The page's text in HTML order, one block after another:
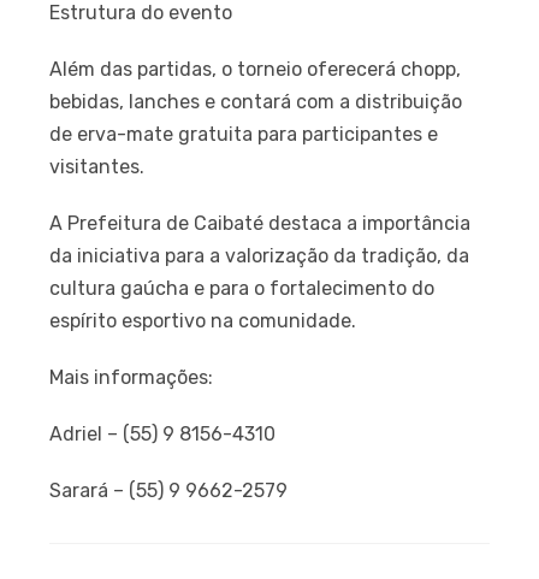
Estrutura do evento
Além das partidas, o torneio oferecerá chopp,
bebidas, lanches e contará com a distribuição
de erva-mate gratuita para participantes e
visitantes.
A Prefeitura de Caibaté destaca a importância
da iniciativa para a valorização da tradição, da
cultura gaúcha e para o fortalecimento do
espírito esportivo na comunidade.
Mais informações:
Adriel – (55) 9 8156-4310
Sarará – (55) 9 9662-2579